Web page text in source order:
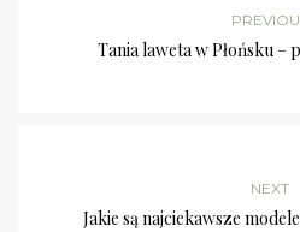
Tania laweta w Płońsku –
NEXT
Jakie są najciekawsze